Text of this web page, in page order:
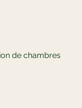
de chambres